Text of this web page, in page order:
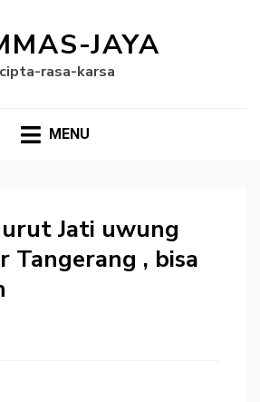
JAYA
cipta-rasa-karsa
MENU
Jati uwung
Tangerang , bisa